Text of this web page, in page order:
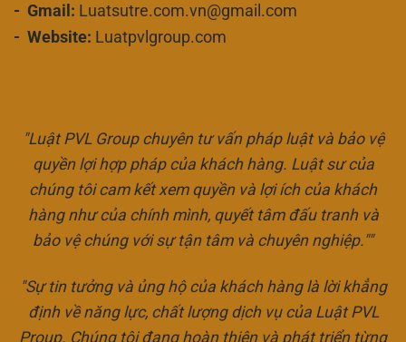
- Gmail: Luatsutre.com.vn@gmail.com
- Website: Luatpvlgroup.com
"Luật PVL Group chuyên tư vấn pháp luật và bảo vệ
quyền lợi hợp pháp của khách hàng. Luật sư của
chúng tôi cam kết xem quyền và lợi ích của khách
hàng như của chính mình, quyết tâm đấu tranh và
bảo vệ chúng với sự tận tâm và chuyên nghiệp.""
"Sự tin tưởng và ủng hộ của khách hàng là lời khẳng
định về năng lực, chất lượng dịch vụ của Luật PVL
Proup. Chúng tôi đang hoàn thiện và phát triển từng